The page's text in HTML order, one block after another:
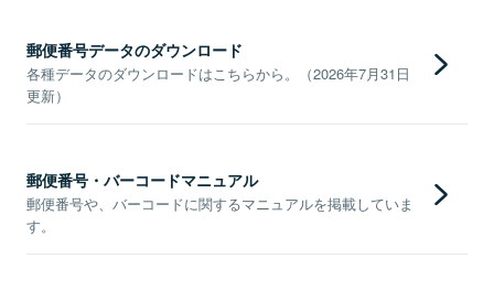
郵便番号データのダウンロード
各種データのダウンロードはこちらから。（2026年7月31日
更新）
郵便番号・バーコードマニュアル
郵便番号や、バーコードに関するマニュアルを掲載していま
す。